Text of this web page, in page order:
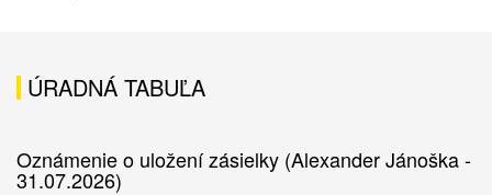
ÚRADNÁ TABUĽA
Oznámenie o uložení zásielky (Alexander Jánoška -
31.07.2026)